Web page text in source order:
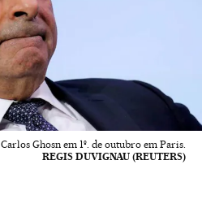
Carlos Ghosn em 1º. de outubro em Paris.
REGIS DUVIGNAU (REUTERS)